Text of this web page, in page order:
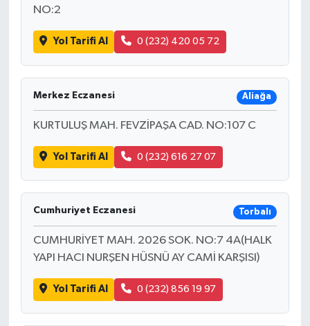
NO:2
Yol Tarifi Al 0 (232) 420 05 72
Merkez Eczanesi Aliağa
KURTULUŞ MAH. FEVZİPAŞA CAD. NO:107 C
Yol Tarifi Al 0 (232) 616 27 07
Cumhuriyet Eczanesi Torbalı
CUMHURİYET MAH. 2026 SOK. NO:7 4A(HALK
YAPI HACI NURŞEN HÜSNÜ AY CAMİ KARŞISI)
Yol Tarifi Al 0 (232) 856 19 97